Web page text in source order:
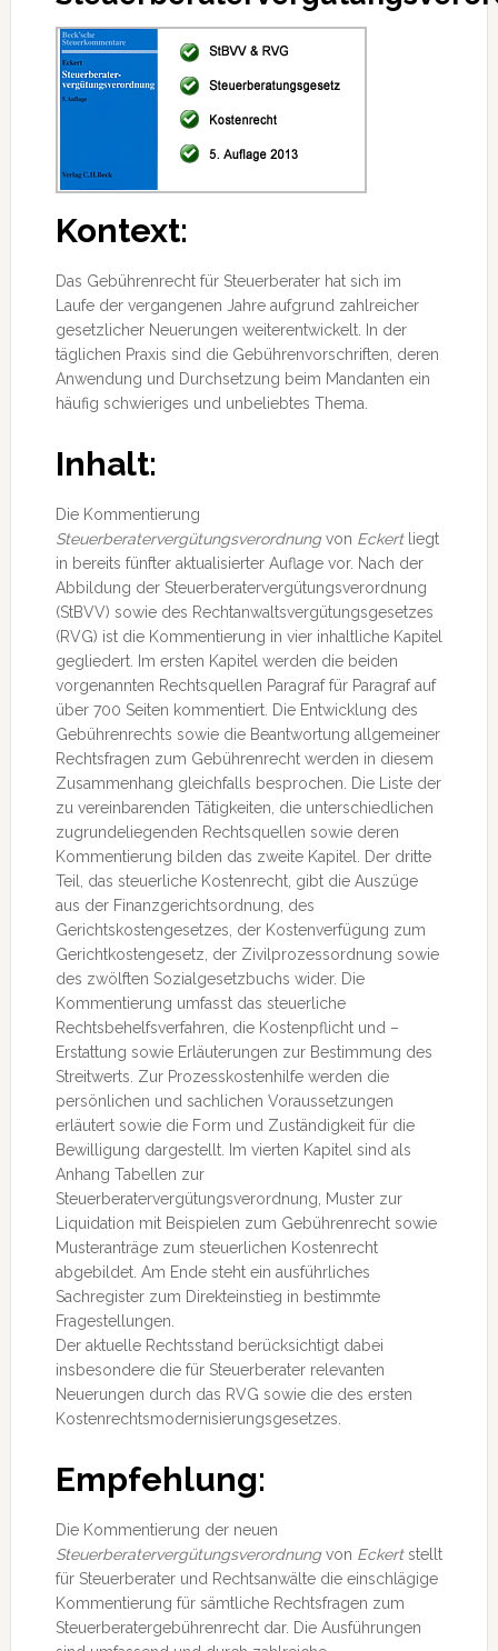
Kontext:
Das Gebührenrecht für Steuerberater hat sich im
Laufe der vergangenen Jahre aufgrund zahlreicher
gesetzlicher Neuerungen weiterentwickelt. In der
täglichen Praxis sind die Gebührenvorschriften, deren
Anwendung und Durchsetzung beim Mandanten ein
häufig schwieriges und unbeliebtes Thema.
Inhalt:
Die Kommentierung
Steuerberatervergütungsverordnungvon Eckertliegt
in bereits fünfter aktualisierter Auflage vor. Nach der
Abbildung der Steuerberatervergütungsverordnung
(StBVV) sowie des Rechtanwaltsvergütungsgesetzes
(RVG) ist die Kommentierung in vier inhaltliche Kapitel
gegliedert. Im ersten Kapitel werden die beiden
vorgenannten Rechtsquellen Paragraf für Paragraf auf
über 700 Seiten kommentiert. Die Entwicklung des
Gebührenrechts sowie die Beantwortung allgemeiner
Rechtsfragen zum Gebührenrecht werden in diesem
Zusammenhang gleichfalls besprochen. Die Liste der
zu vereinbarenden Tätigkeiten, die unterschiedlichen
zugrundeliegenden Rechtsquellen sowie deren
Kommentierung bilden das zweite Kapitel. Der dritte
Teil, das steuerliche Kostenrecht, gibt die Auszüge
aus der Finanzgerichtsordnung, des
Gerichtskostengesetzes, der Kostenverfügung zum
Gerichtkostengesetz, der Zivilprozessordnung sowie
des zwölften Sozialgesetzbuchs wider. Die
Kommentierung umfasst das steuerliche
Rechtsbehelfsverfahren, die Kostenpflicht und –
Erstattung sowie Erläuterungen zur Bestimmung des
Streitwerts. Zur Prozesskostenhilfe werden die
persönlichen und sachlichen Voraussetzungen
erläutert sowie die Form und Zuständigkeit für die
Bewilligung dargestellt. Im vierten Kapitel sind als
Anhang Tabellen zur
Steuerberatervergütungsverordnung, Muster zur
Liquidation mit Beispielen zum Gebührenrecht sowie
Musteranträge zum steuerlichen Kostenrecht
abgebildet. Am Ende steht ein ausführliches
Sachregister zum Direkteinstieg in bestimmte
Fragestellungen.
Der aktuelle Rechtsstand berücksichtigt dabei
insbesondere die für Steuerberater relevanten
Neuerungen durch das RVG sowie die des ersten
Kostenrechtsmodernisierungsgesetzes.
Empfehlung:
Die Kommentierung der neuen
Steuerberatervergütungsverordnungvon Eckertstellt
für Steuerberater und Rechtsanwälte die einschlägige
Kommentierung für sämtliche Rechtsfragen zum
Steuerberatergebührenrecht dar. Die Ausführungen